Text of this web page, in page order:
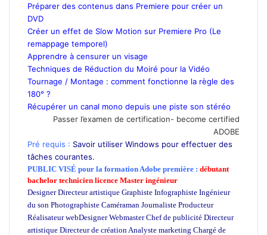
Préparer des contenus dans Premiere pour créer un
DVD
Créer un effet de Slow Motion sur Premiere Pro (Le
remappage temporel)
Apprendre à censurer un visage
Techniques de Réduction du Moiré pour la Vidéo
Tournage / Montage : comment fonctionne la règle des
180° ?
Récupérer un canal mono depuis une piste son stéréo
Passer l’examen de certification- become certified
ADOBE
Pré requis : Savoir utiliser Windows pour effectuer des
tâches courantes.
PUBLIC VISÉ pour la formation Adobe première : débutant
bachelor technicien licence Master ingénieur
Designer Directeur artistique Graphiste Infographiste Ingénieur
du son Photographiste Caméraman Journaliste Producteur
Réalisateur webDesigner Webmaster Chef de publicité Directeur
artistique Directeur de création Analyste marketing Chargé de